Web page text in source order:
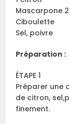
Mascarpone
Ciboulette
Sel, poivre
Préparation :
ÉTAPE 1
Préparer une
de citron,
finement.